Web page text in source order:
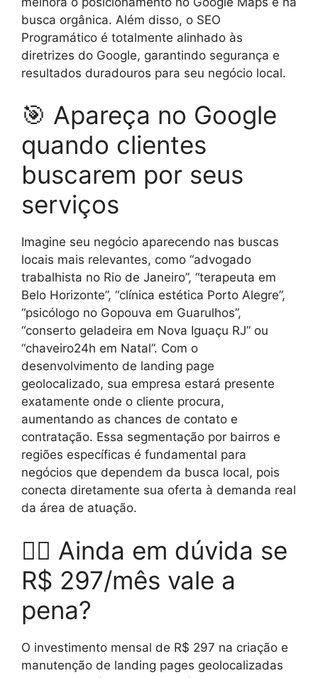
busca orgânica. Além disso, o SEO
Programático é totalmente alinhado às
diretrizes do Google, garantindo segurança e
resultados duradouros para seu negócio local.
🎯 Apareça no Google
quando clientes
buscarem por seus
serviços
Imagine seu negócio aparecendo nas buscas
locais mais relevantes, como “advogado
trabalhista no Rio de Janeiro”, “terapeuta em
Belo Horizonte”, “clínica estética Porto Alegre”,
“psicólogo no Gopouva em Guarulhos”,
“conserto geladeira em Nova Iguaçu RJ” ou
“chaveiro24h em Natal”. Com o
desenvolvimento de landing page
geolocalizado, sua empresa estará presente
exatamente onde o cliente procura,
aumentando as chances de contato e
contratação. Essa segmentação por bairros e
regiões específicas é fundamental para
negócios que dependem da busca local, pois
conecta diretamente sua oferta à demanda real
da área de atuação.
🤷‍♂️ Ainda em dúvida se
R$ 297/mês vale a
pena?
O investimento mensal de R$ 297 na criação e
manutenção de landing pages geolocalizadas